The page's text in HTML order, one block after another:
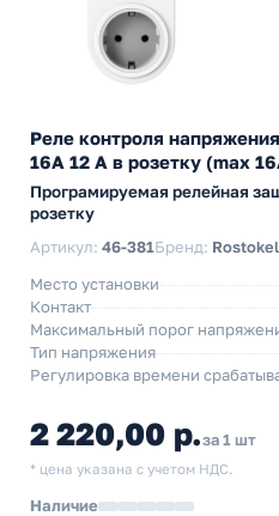
Реле контроля
16A 12 А в розетку (max
Програмируемая релейная
розетку
Артикул: 46-381Бренд:
Место установки
Контакт
Максимальный порог
Тип напряжения
Регулировка времени
2 220,00 р.за 1 шт
* цена указана с учетом НДС.
Наличие